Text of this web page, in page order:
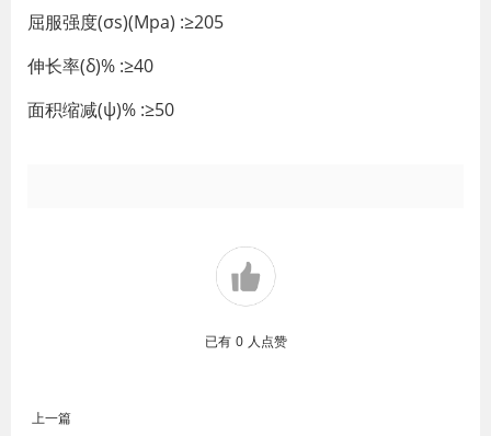
屈服强度(σs)(Mpa) :≥205
伸长率(δ)% :≥40
面积缩减(ψ)% :≥50
已有 0 人点赞
上一篇